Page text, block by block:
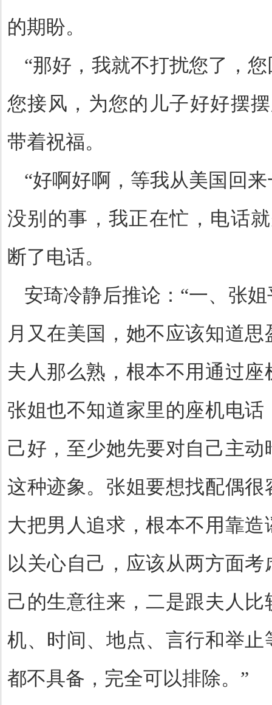
的期盼。
“那好，我就不打扰您了，
您接风，为您的儿子好好摆
带着祝福。
“好啊好啊，等我从美国回
没别的事，我正在忙，电话
断了电话。
安琦冷静后推论： “一、张
月又在美国，她不应该知道
夫人那么熟，根本不用通过
张姐也不知道家里的座机电
己好，至少她先要对自己主
这种迹象。张姐要想找配偶
大把男人追求，根本不用靠
以关心自己，应该从两方面
己的生意往来，二是跟夫人
机、时间、地点、言行和举
都不具备，完全可以排除。”